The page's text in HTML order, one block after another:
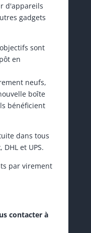
d'appareils
gadgets
sont
en
neufs,
boîte
bénéficient
dans tous
et UPS.
par virement
contacter à